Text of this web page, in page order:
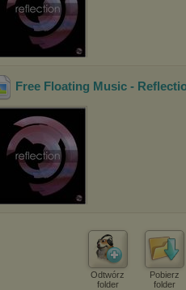
Free Floating Music -
Odtwórz
folder
Pobierz
folder